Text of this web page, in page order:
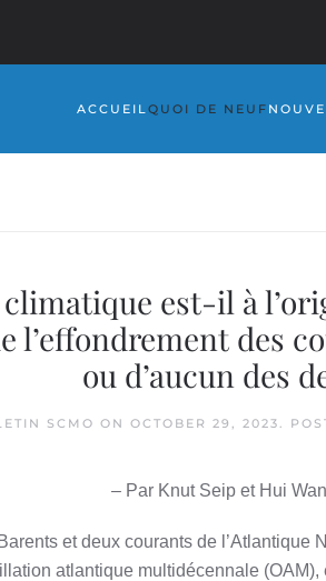
ACCUEIL QUOI DE NEUF
est-il à
l’effondrement des
ou d’aucun des
SCMO ON OCTOBER 29, 2023.
– Par Knut Seip et Hui
et deux courants de
atlantique multidécennale